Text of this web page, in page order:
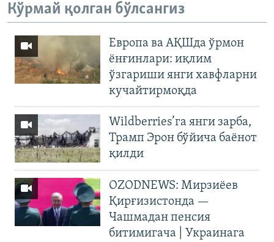
Кўрмай қолган бўлсангиз
Европа ва АҚШда ўрмон
ёнғинлари: иқлим
ўзгариши янги хавфларни
кучайтирмоқда
Wildberries’га янги зарба,
Трамп Эрон бўйича баёнот
қилди
OZODNEWS: Мирзиёев
Қирғизистонда —
Чашмадан пенсия
битимигача | Украинага